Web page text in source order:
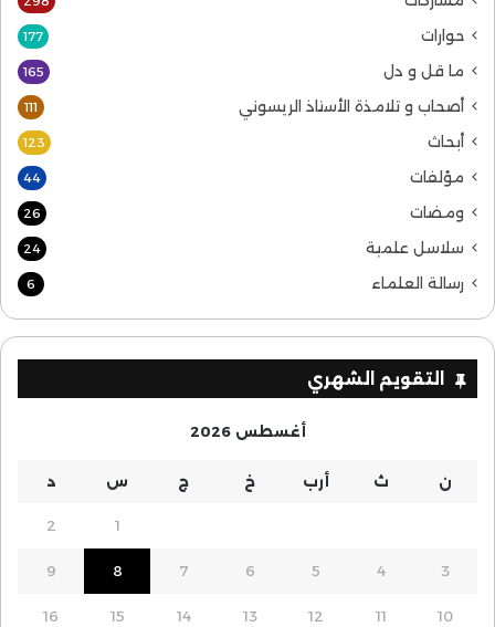
حوارات 177
ما قل و دل 165
أصحاب و تلامذة الأستاذ الريسوني 111
أبحاث 123
مؤلفات 44
ومضات 26
سلاسل علمية 24
رسالة العلماء 6
التقويم الشهري
أغسطس 2026
ن ث أرب خ ج س د
1
2
3
4
5
6
7
8
9
10
11
12
13
14
15
16